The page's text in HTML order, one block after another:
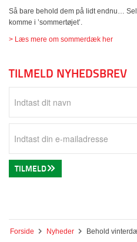
Så bare behold dem på lidt endnu…
komme i ’sommertøjet’.
> Læs mere om sommerdæk her
TILMELD NYHEDSBREV
TILMELD
Forside Nyheder Behold